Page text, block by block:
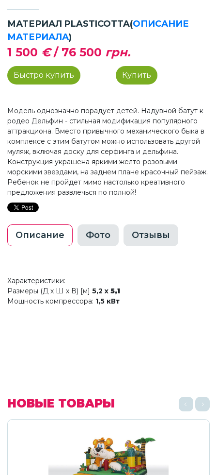
МАТЕРИАЛ PLASTICOTTA(ОПИСАНИЕ
МАТЕРИАЛА)
1 500 €/ 76 500 грн.
Быстро купить Купить
Модель однозначно порадует детей. Надувной батут к
родео Дельфин - стильная модификация популярного
аттракциона. Вместо привычного механического быка в
комплексе с этим батутом можно использовать другой
муляж, включая доску для серфинга и дельфина.
Конструкция украшена яркими желто-розовыми
морскими звездами, на заднем плане красочный пейзаж.
Ребенок не пройдет мимо настолько креативного
предложения развлечься по полной!
Описание Фото Отзывы
Характеристики:
Размеры (Д х Ш х В) [м] 5,2 x 5,1
Мощность компрессора: 1,5 кВт
НОВЫЕ ТОВАРЫ